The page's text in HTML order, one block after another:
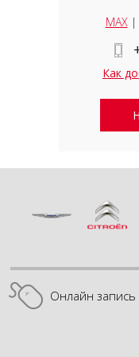
MAX|
Как
Онлайн запись